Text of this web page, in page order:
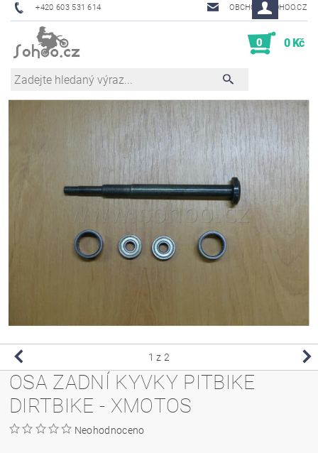
+420 603 531 614 OBCHOD@SOHOO.CZ
0 0 Kč
1 z 2
OSA ZADNÍ KYVKY PITBIKE
DIRTBIKE - XMOTOS
Neohodnoceno